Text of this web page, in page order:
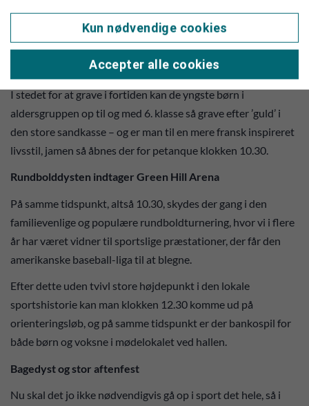
løber der en ganske speciel begivenhed af stablen, idet man
her kan se film i aulaen fra gamle dage i Grønbjerg-Langelund.
Godt tænkt indslag, der uden tvivl kan sætte gang i den
hyggelige tur down memory lane.
I stedet for at grave i fortiden kan de yngste børn i
aldersgruppen op til og med 6. klasse så grave efter ’guld’ i
den store sandkasse – og er man til en mere fransk inspireret
livsstil, jamen så åbnes der for petanque klokken 10.30.
Rundbolddysten indtager Green Hill Arena
På samme tidspunkt, altså 10.30, skydes der gang i den
familievenlige og populære rundboldturnering, hvor vi i flere
år har været vidner til sportslige præstationer, der får den
amerikanske baseball-liga til at blegne.
Efter dette uden tvivl store højdepunkt i den lokale
sportshistorie kan man klokken 12.30 komme ud på
orienteringsløb, og på samme tidspunkt er der bankospil for
både børn og voksne i mødelokalet ved hallen.
Bagedyst og stor aftenfest
Nu skal det jo ikke nødvendigvis gå op i sport det hele, så i
Kun nødvendige cookies
Accepter alle cookies